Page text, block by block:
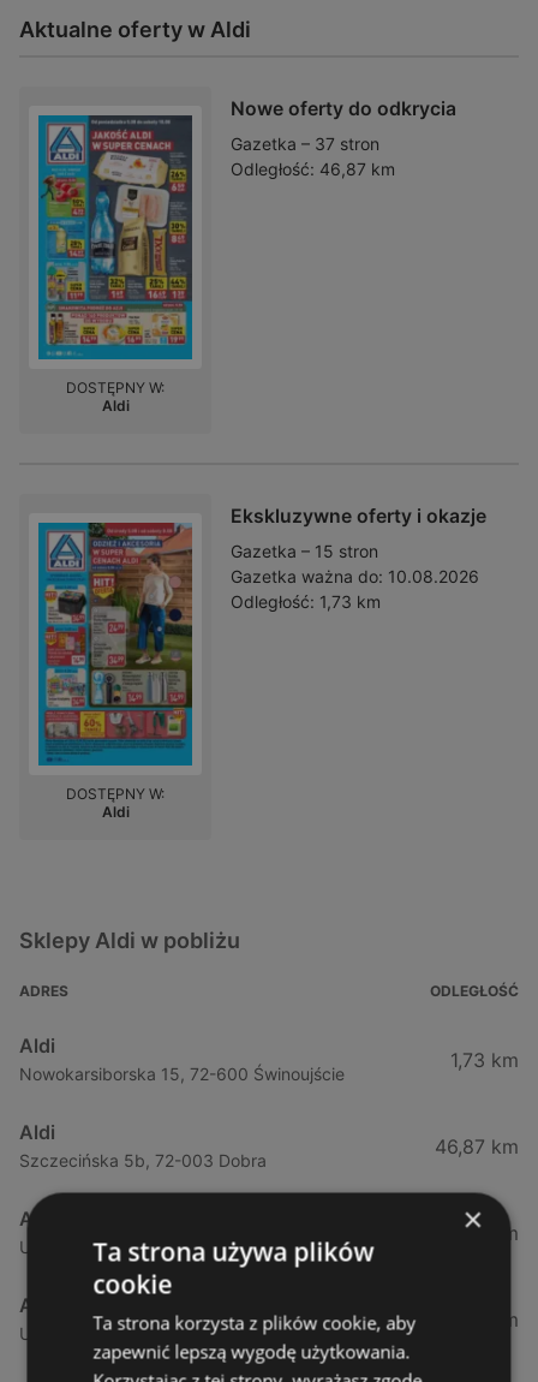
Aktualne oferty w Aldi
Nowe oferty do odkrycia
Gazetka – 37 stron
Odległość: 46,87 km
DOSTĘPNY W:
Aldi
Ekskluzywne oferty i okazje
Gazetka – 15 stron
Gazetka ważna do: 10.08.2026
Odległość: 1,73 km
DOSTĘPNY W:
Aldi
Sklepy Aldi w pobliżu
ADRES ODLEGŁOŚĆ
Aldi
Nowokarsiborska 15, 72-600 Świnoujście
1,73 km
Aldi
Szczecińska 5b, 72-003 Dobra
46,87 km
Aldi
Ul. Sobola 1, 71-837 Szczecin
50,37 km
Aldi
Ulica Przyjaciół Żołnierza 128, 71-899 Szczecin
53,27 km
×
Ta strona używa plików
cookie
Ta strona korzysta z plików cookie, aby
zapewnić lepszą wygodę użytkowania.